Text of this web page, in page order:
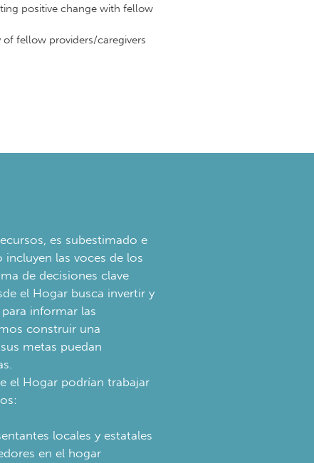
positive change with fellow
fellow providers/caregivers
es subestimado e
incluyen las voces de los
de decisiones clave
el Hogar busca invertir y
informar las
construir una
metas puedan
el Hogar podrían trabajar
locales y estatales
en el hogar